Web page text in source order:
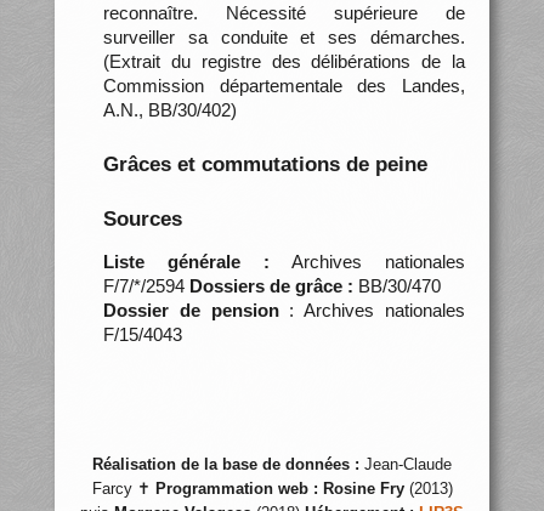
reconnaître. Nécessité supérieure de
surveiller sa conduite et ses démarches.
(Extrait du registre des délibérations de la
Commission départementale des Landes,
A.N., BB/30/402)
Grâces et commutations de peine
Sources
Liste générale : Archives nationales
F/7/*/2594 Dossiers de grâce : BB/30/470
Dossier de pension: Archives nationales
F/15/4043
Réalisation de la base de données : Jean-Claude
Farcy ✝ Programmation web : Rosine Fry(2013)